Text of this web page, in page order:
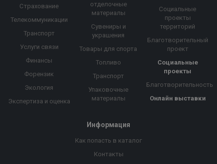
Страхование
Телекоммуникации
Транспорт
Услуги связи
Финансы
Форензик
Экология
Экспертиза и оценка
отделочные
материалы
Сувениры и
украшения
Товары для спорта
Топливо
Транспорт
Упаковочные
материалы
Социальные
проекты
территорий
Благотворительный
проект
Социальные
проекты
Благотворительность
Онлайн выставки
Информация
Как попасть в каталог
Контакты